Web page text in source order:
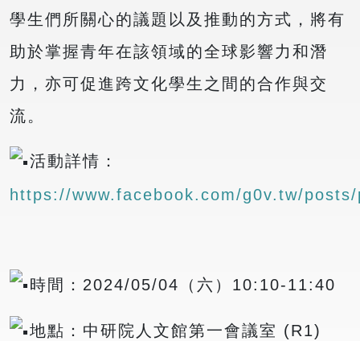
學生們所關心的議題以及推動的方式，將有
助於掌握青年在該領域的全球影響力和潛
力，亦可促進跨文化學生之間的合作與交
流。
活動詳情：
https://www.facebook.com/g0v.tw/posts/
時間：2024/05/04（六）10:10-11:40
地點：中研院人文館第一會議室 (R1)